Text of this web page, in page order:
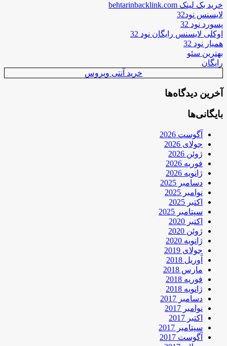
خرید بک لینک behtarinbacklink.com
لایسنس نود32
پسورد نود 32
اوکلی لایسنس رایگان نود 32
همیار نود 32
بهترین سئو
رایگان
خرید آنتی ویروس
آخرین دیدگاه‌ها
بایگانی‌ها
آگوست 2026
جولای 2026
ژوئن 2026
فوریه 2026
ژانویه 2026
دسامبر 2025
نوامبر 2025
اکتبر 2025
سپتامبر 2025
اکتبر 2020
ژوئن 2020
ژانویه 2020
جولای 2019
آوریل 2018
مارس 2018
فوریه 2018
ژانویه 2018
دسامبر 2017
نوامبر 2017
اکتبر 2017
سپتامبر 2017
آگوست 2017